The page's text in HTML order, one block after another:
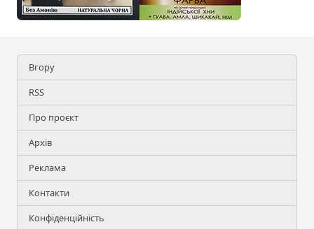
Вгору
RSS
Про проєкт
Архів
Реклама
Контакти
Конфіденційність